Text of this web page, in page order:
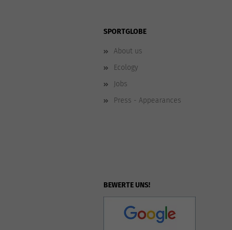
SPORTGLOBE
About us
Ecology
Jobs
Press - Appearances
BEWERTE UNS!